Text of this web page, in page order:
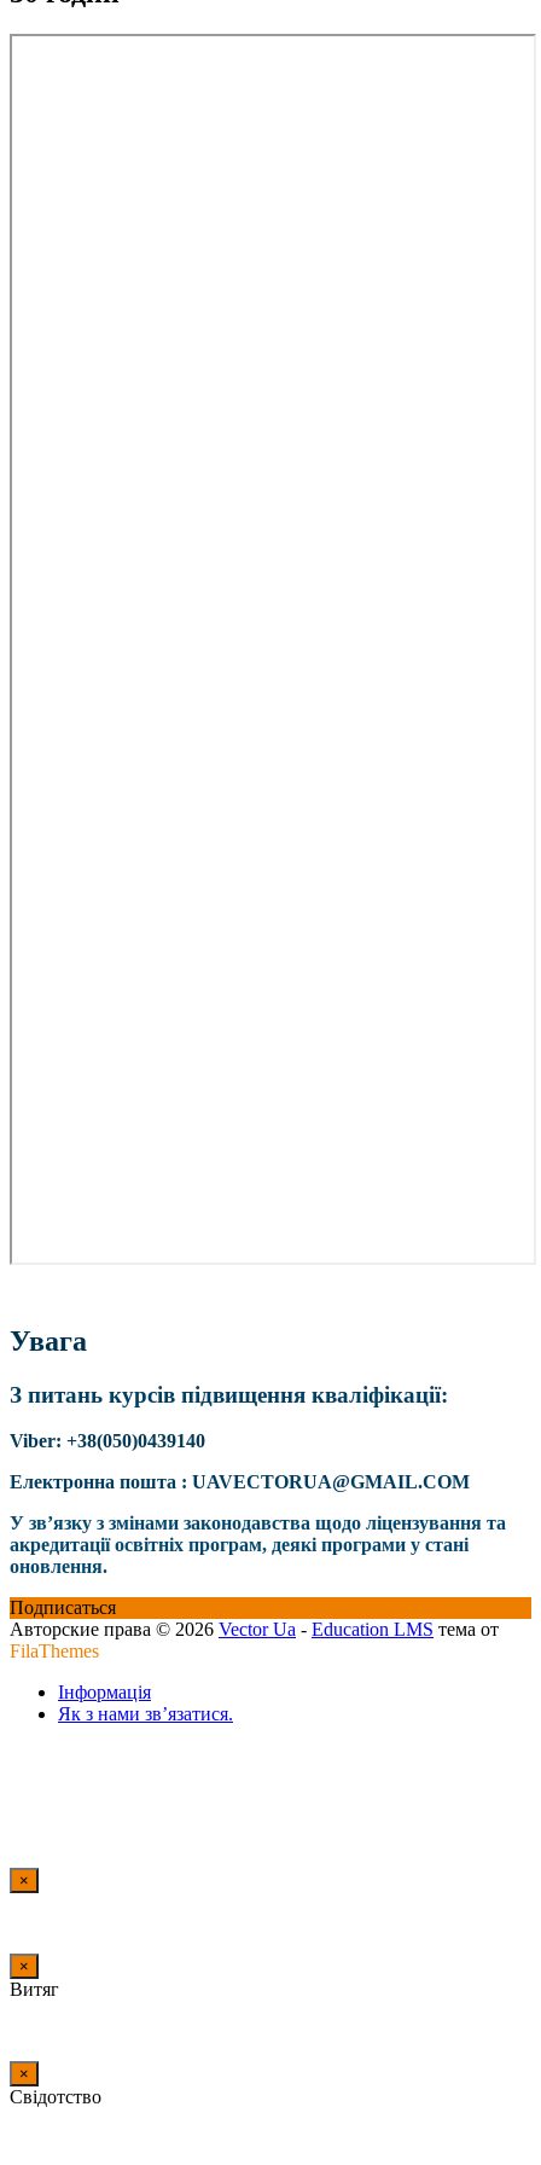
Увага
З питань курсів підвищення кваліфікації:
Viber: +38(050)0439140
Електронна пошта : UAVECTORUA@GMAIL.COM
У зв’язку з змінами законодавства щодо ліцензування та
акредитації освітніх програм, деякі програми у стані
оновлення.
Подписаться
Авторские права © 2026 Vector Ua - Education LMS тема от
FilaThemes
Інформація
Як з нами зв’язатися.
×
×
Витяг
×
Свідотство